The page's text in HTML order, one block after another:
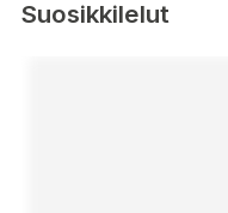
Suosikkilelut